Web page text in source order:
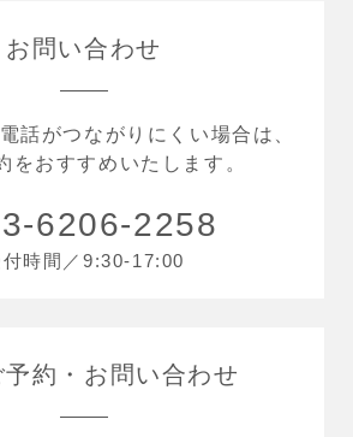
お問い合わせ
話がつながりにくい場合は、
をおすすめいたします。
6206-2258
付時間／9:30-17:00
約 お問い合わせ